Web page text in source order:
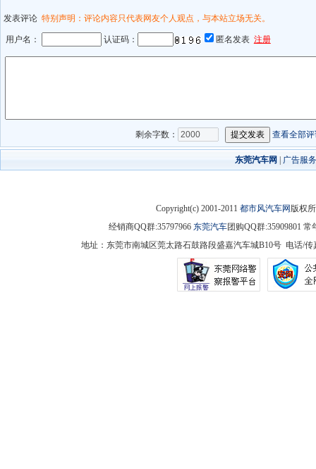
发表评论 特别声明：评论内容只代表网友个人观点，与本站立场无关。
用户名： 认证码： 匿名发表 注册
剩余字数： 查看全部
东莞汽车网 广告服务
Copyright(c) 2001-2011 都市风汽车网 版权
经销商QQ群:35797966 东莞汽车团购QQ群:35909801
地址：东莞市南城区莞太路石鼓路段盛嘉汽车城B10号 电话/传